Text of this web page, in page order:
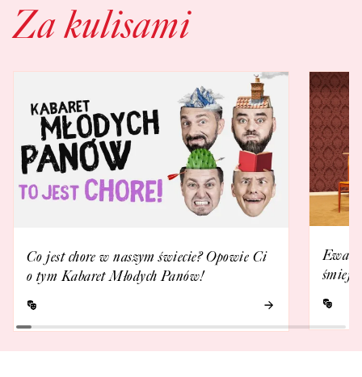
Za kulisami
Co jest chore w naszym świecie? Opowie Ci
o tym Kabaret Młodych Panów!
Ewa
śmieje